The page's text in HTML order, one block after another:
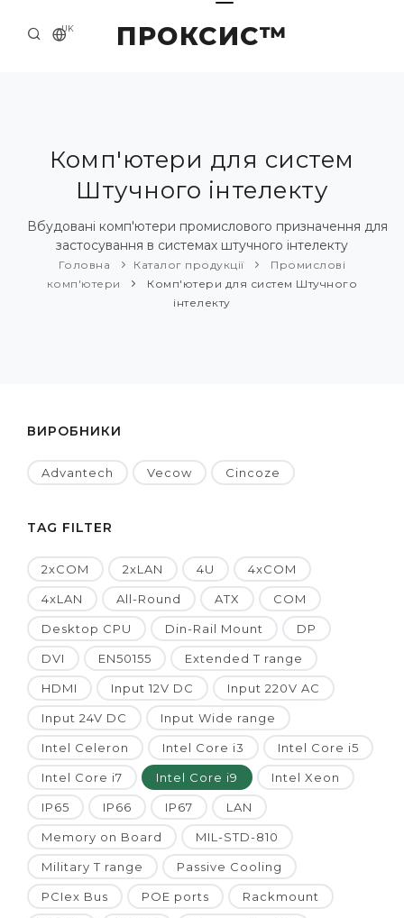
ПРОКСИС™
UK
ПРО НАС
ПРИКЛАДИ ТА РІШЕННЯ
КАТАЛОГ ПРОДУКЦІЇ
НОВИНИ
Комп'ютери для систем
Штучного інтелекту
Вбудовані комп'ютери промислового призначення для
застосування в системах штучного інтелекту
Головна Каталог продукції
Промислові
комп'ютери
Комп'ютери для систем Штучного
інтелекту
ВИРОБНИКИ
Advantech Vecow Cincoze
TAG FILTER
2xCOM 2xLAN 4U 4xCOM
4xLAN All-Round ATX COM
Desktop CPU Din-Rail Mount DP
DVI EN50155 Extended T range
HDMI Input 12V DC Input 220V AC
Input 24V DC Input Wide range
Intel Celeron Intel Core i3 Intel Core i5
Intel Core i7 Intel Core i9 Intel Xeon
IP65 IP66 IP67 LAN
Memory on Board MIL-STD-810
Military T range Passive Cooling
PCIex Bus POE ports Rackmount